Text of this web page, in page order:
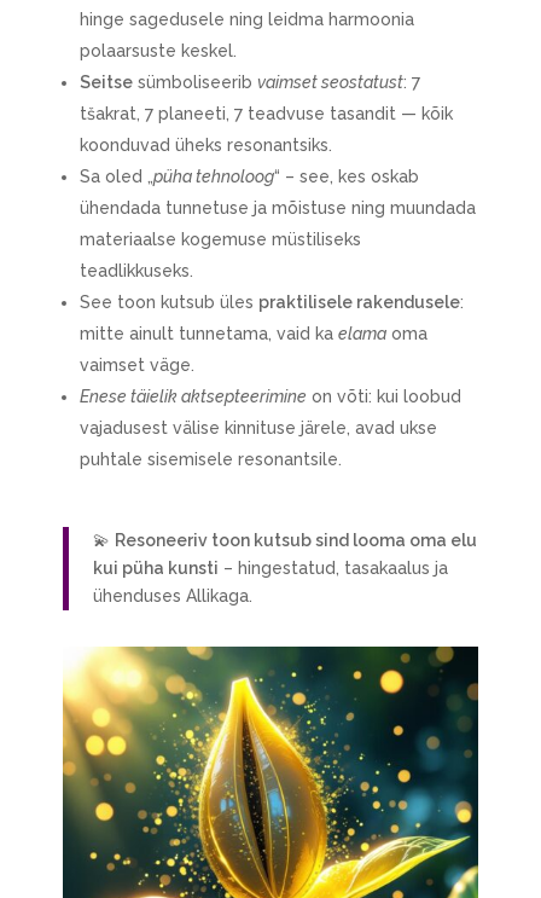
hinge sagedusele ning leidma harmoonia
polaarsuste keskel.
Seitsesümboliseerib vaimset seostatust: 7
tšakrat, 7 planeeti, 7 teadvuse tasandit — kõik
koonduvad üheks resonantsiks.
Sa oled „ püha tehnoloog“ – see, kes oskab
ühendada tunnetuse ja mõistuse ning muundada
materiaalse kogemuse müstiliseks
teadlikkuseks.
See toon kutsub üles praktilisele rakendusele:
mitte ainult tunnetama, vaid ka elamaoma
vaimset väge.
Enese täielik aktsepteerimine on võti: kui loobud
vajadusest välise kinnituse järele, avad ukse
puhtale sisemisele resonantsile.
💫 Resoneeriv toon kutsub sind looma oma elu
kui püha kunsti – hingestatud, tasakaalus ja
ühenduses Allikaga.